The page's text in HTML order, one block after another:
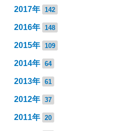
2017年 142
2016年 148
2015年 109
2014年 64
2013年 61
2012年 37
2011年 20